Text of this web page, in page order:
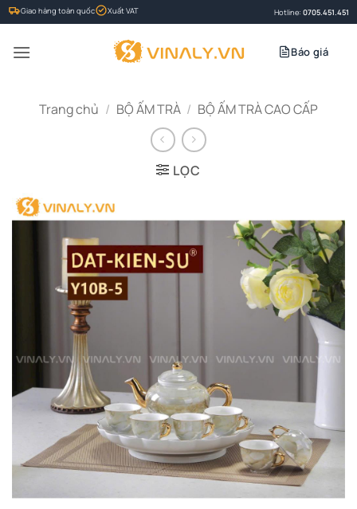
Bỏ
qua
nội
Giao hàng toàn quốc Xuất VAT Hotline: 0705.451.451
Báo giá
Trang chủ / BỘ ẤM TRÀ / BỘ ẤM TRÀ CAO CẤP
LỌC